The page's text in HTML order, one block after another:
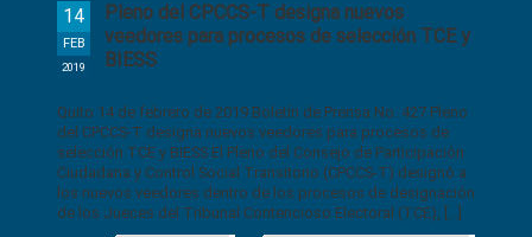
Pleno del CPCCS-T designa nuevos
veedores para procesos de selección TCE y
BIESS
14
FEB
2019
Quito 14 de febrero de 2019 Boletín de Prensa No. 427 Pleno
del CPCCS-T designa nuevos veedores para procesos de
selección TCE y BIESS El Pleno del Consejo de Participación
Ciudadana y Control Social Transitorio (CPCCS-T) designó a
los nuevos veedores dentro de los procesos de designación
de los Jueces del Tribunal Contencioso Electoral (TCE), [...]